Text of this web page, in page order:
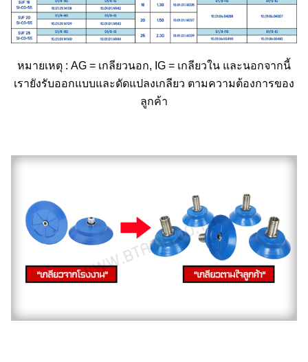
หมายเหตุ : AG = เกลียวนอก, IG = เกลียวใน และนอกจากนี้
เรายังรับออกแบบและดัดแปลงเกลียว ตามความต้องการของ
ลูกค้า